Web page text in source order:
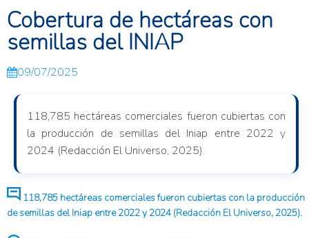
Cobertura de hectáreas con
semillas del INIAP
09/07/2025
118,785 hectáreas comerciales fueron cubiertas con
la producción de semillas del Iniap entre 2022 y
2024 (Redacción El Universo, 2025).
118,785 hectáreas comerciales fueron cubiertas con la producción
de semillas del Iniap entre 2022 y 2024 (Redacción El Universo, 2025).